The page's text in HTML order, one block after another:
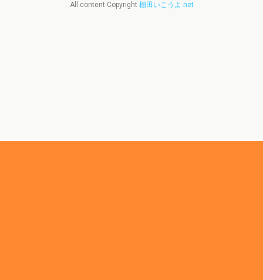
All content Copyright 棚田いこうよ.net